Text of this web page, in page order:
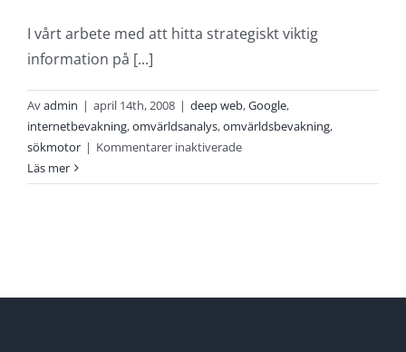
I vårt arbete med att hitta strategiskt viktig
information på [...]
Avadmin | april 14th, 2008 | deep web,Google,
internetbevakning,omvärldsanalys,omvärldsbevakning,
sökmotor | Kommentarer inaktiveradeför
har
Läs mer